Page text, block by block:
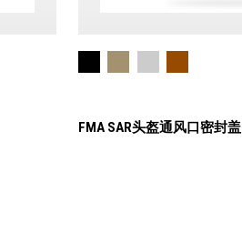
FMA SAR头盔通风口密封盖